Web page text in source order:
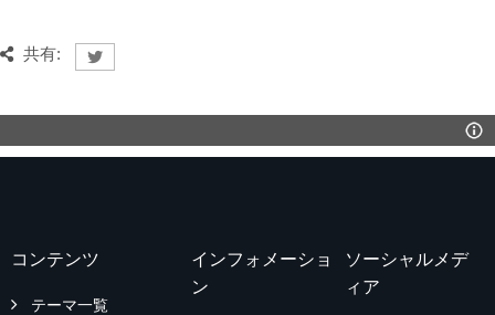
共有:
コンテンツ
テーマ一覧
インフォメーショ
ン
ソーシャルメデ
ィア